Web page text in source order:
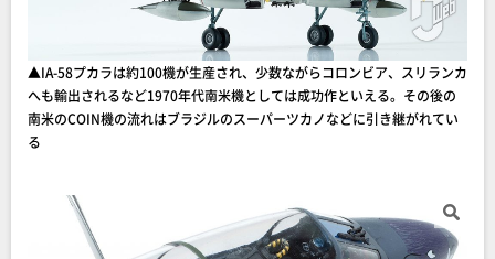
▲IA-58プカラは約100機が生産され、少数ながらコロンビア、スリランカ
へも輸出されるなど1970年代南米機としては成功作といえる。その後の
南米のCOIN機の流れはブラジルのスーパーツカノなどに引き継がれてい
る